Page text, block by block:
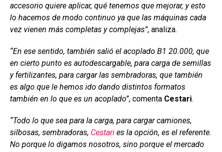
accesorio quiere aplicar, qué tenemos que mejorar, y esto
lo hacemos de modo continuo ya que las máquinas cada
vez vienen más completas y complejas”, analiza.
“En ese sentido, también salió el acoplado B1 20.000, que
en cierto punto es autodescargable, para carga de semillas
y fertilizantes, para cargar las sembradoras, que también
es algo que le hemos ido dando distintos formatos
también en lo que es un acoplado”, comenta Cestari.
“Todo lo que sea para la carga, para cargar camiones,
silbosas, sembradoras, Cestari es la opción, es el referente.
No porque lo digamos nosotros, sino porque el mercado